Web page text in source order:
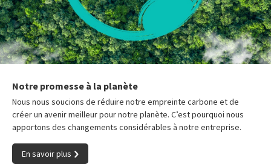
Notre promesse à la planète
Nous nous soucions de réduire notre empreinte carbone et de
créer un avenir meilleur pour notre planète. C’est pourquoi nous
apportons des changements considérables à notre entreprise.
En savoir plus